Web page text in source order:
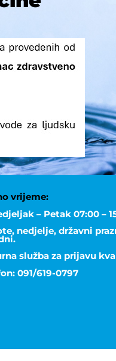
vrijeme:
– Petak 07:00 –
nedjelje, državni
služba za prijavu
091/619-0797